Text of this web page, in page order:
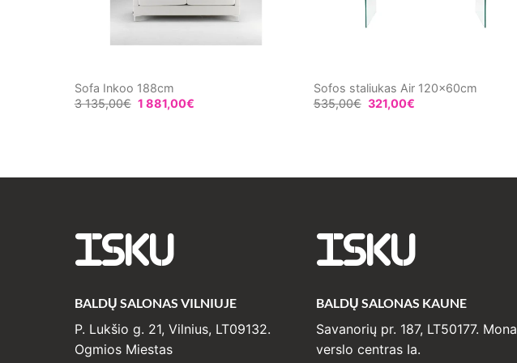
Sofa Inkoo 188cm
3 135,00€ 1 881,00€
Sofos staliukas Air 120x60cm
535,00€ 321,00€
ISKU
BALDŲ SALONAS VILNIUJE
P. Lukšio g. 21, Vilnius, LT09132.
Ogmios Miestas
ISKU
BALDŲ SALONAS KAUNE
Savanorių pr. 187, LT50177. Mona
verslo centras Ia.